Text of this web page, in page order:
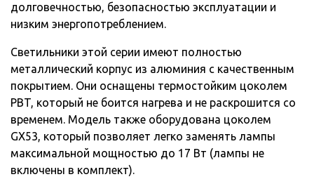
долговечностью, безопасностью эксплуатации и
низким энергопотреблением.
Светильники этой серии имеют полностью
металлический корпус из алюминия с качественным
покрытием. Они оснащены термостойким цоколем
PBT, который не боится нагрева и не раскрошится со
временем. Модель также оборудована цоколем
GX53, который позволяет легко заменять лампы
максимальной мощностью до 17 Вт (лампы не
включены в комплект).